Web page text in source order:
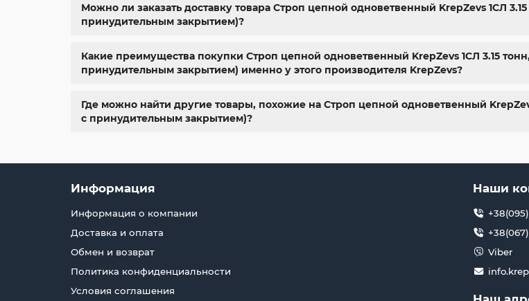
Можно ли заказать доставку товара Строп цепной одноветвенный KrepZevs 1СЛ
принудительным закрытием)?
Какие преимущества покупки Строп цепной одноветвенный KrepZevs 1СЛ 3.15
принудительным закрытием) именно у этого производителя KrepZevs?
Где можно найти другие товары, похожие на Строп цепной одноветвенный
с принудительным закрытием)?
Информация
Информация о компании
Доставка и оплата
Обмен и возврат
Политика конфиденциальности
Условия соглашения
Наши
Viber